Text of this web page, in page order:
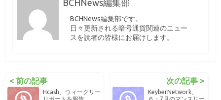
BCHNews編集部
BCHNews編集部です。
日々更新される暗号通貨関連のニュー
スを読者の皆様にお届けします。
< 前の記事
Hcash、ウィークリー
次の記事 >
KeyberNetwork、